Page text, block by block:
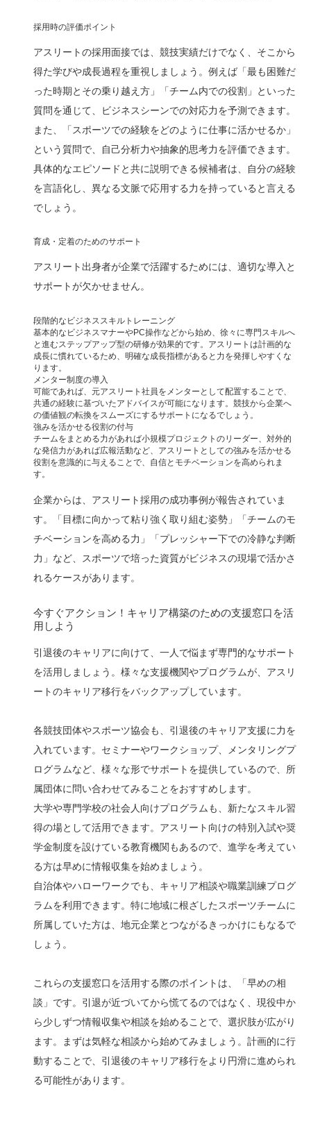
採用時の評価ポイント
アスリートの採用面接では、競技実績だけでなく、そこから
得た学びや成長過程を重視しましょう。例えば「最も困難だ
った時期とその乗り越え方」「チーム内での役割」といった
質問を通じて、ビジネスシーンでの対応力を予測できます。
また、「スポーツでの経験をどのように仕事に活かせるか」
という質問で、自己分析力や抽象的思考力を評価できます。
具体的なエピソードと共に説明できる候補者は、自分の経験
を言語化し、異なる文脈で応用する力を持っていると言える
でしょう。
育成・定着のためのサポート
アスリート出身者が企業で活躍するためには、適切な導入と
サポートが欠かせません。
段階的なビジネススキルトレーニング
基本的なビジネスマナーやPC操作などから始め、徐々に専門スキルへ
と進むステップアップ型の研修が効果的です。アスリートは計画的な
成長に慣れているため、明確な成長指標があると力を発揮しやすくな
ります。
メンター制度の導入
可能であれば、元アスリート社員をメンターとして配置することで、
共通の経験に基づいたアドバイスが可能になります。競技から企業へ
の価値観の転換をスムーズにするサポートになるでしょう。
強みを活かせる役割の付与
チームをまとめる力があれば小規模プロジェクトのリーダー、対外的
な発信力があれば広報活動など、アスリートとしての強みを活かせる
役割を意識的に与えることで、自信とモチベーションを高められま
す。
企業からは、アスリート採用の成功事例が報告されていま
す。「目標に向かって粘り強く取り組む姿勢」「チームのモ
チベーションを高める力」「プレッシャー下での冷静な判断
力」など、スポーツで培った資質がビジネスの現場で活かさ
れるケースがあります。
今すぐアクション！キャリア構築のための支援窓口を活
用しよう
引退後のキャリアに向けて、一人で悩まず専門的なサポート
を活用しましょう。様々な支援機関やプログラムが、アスリ
ートのキャリア移行をバックアップしています。
各競技団体やスポーツ協会も、引退後のキャリア支援に力を
入れています。セミナーやワークショップ、メンタリングプ
ログラムなど、様々な形でサポートを提供しているので、所
属団体に問い合わせてみることをおすすめします。
大学や専門学校の社会人向けプログラムも、新たなスキル習
得の場として活用できます。アスリート向けの特別入試や奨
学金制度を設けている教育機関もあるので、進学を考えてい
る方は早めに情報収集を始めましょう。
自治体やハローワークでも、キャリア相談や職業訓練プログ
ラムを利用できます。特に地域に根ざしたスポーツチームに
所属していた方は、地元企業とつながるきっかけにもなるで
しょう。
これらの支援窓口を活用する際のポイントは、「早めの相
談」です。引退が近づいてから慌てるのではなく、現役中か
ら少しずつ情報収集や相談を始めることで、選択肢が広がり
ます。まずは気軽な相談から始めてみましょう。計画的に行
動することで、引退後のキャリア移行をより円滑に進められ
る可能性があります。